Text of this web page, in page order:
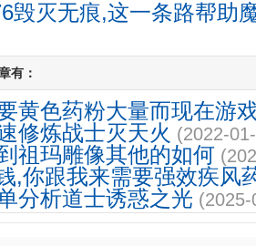
毁灭无痕,这一条路帮助
有：
黄色药粉大量而现在游
修炼战士灭天火 (2022-
祖玛雕像其他的如何
,你跟我来需要强效疾风
分析道士诱惑之光